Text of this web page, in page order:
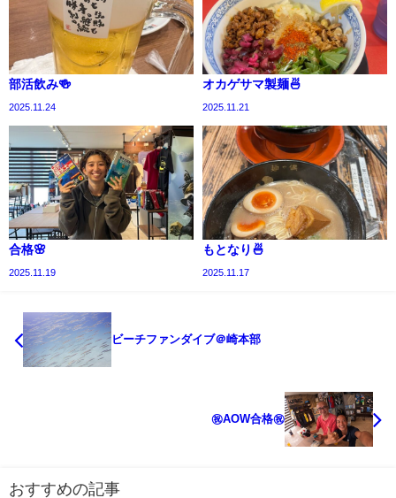
部活飲み🍻
2025.11.24
オカゲサマ製麺🍜
2025.11.21
合格🌸
2025.11.19
もとなり🍜
2025.11.17
ビーチファンダイブ＠崎本部
㊗AOW合格㊗
おすすめの記事